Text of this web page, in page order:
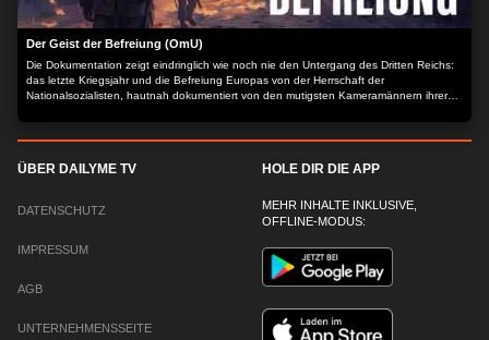
Der Geist der Befreiung (OmU)
Die Dokumentation zeigt eindringlich wie noch nie den Untergang des Dritten Reichs:
das letzte Kriegsjahr und die Befreiung Europas von der Herrschaft der
Nationalsozialisten, hautnah dokumentiert von den mutigsten Kameramännern ihrer
Hitler-Deutschlands, über neunzig Minuten brillantes HD-Farbmaterial mit
eindrucksvollen Originalkommentaren aus der Zeit. Der Inhalt wird bereitgestellt von:
ÜBER DAILYME TV
DATENSCHUTZ
IMPRESSUM
AGB
UNTERNEHMENSSEITE
HOLE DIR DIE APP
MEHR INHALTE INKLUSIVE,
OFFLINE-MODUS: